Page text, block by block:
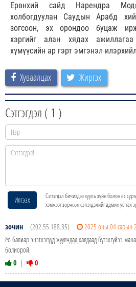
Ерөнхий сайд Нарендра
холбогдуулан Саудын Арабд
зогсоон, эх орондоо буцаж
хэргийг алан хядах
хүмүүсийн ар гэрт эмгэнэл
Хуваалцах Жиргэх
Сэтгэгдэл ( 1 )
Илгээх
Сэтгэгдэл бичихдээ хууль зүйн болон ёс
хэмжээг зөрчсөн сэтгэгдэлийг админ устгах
зочин (202.55.188.35)
2025 оны 04 сарын
ёо балиар энэтхэгүүд жуулчдад халдаад бүтэхгүйээ
болиорой.
0 | 0